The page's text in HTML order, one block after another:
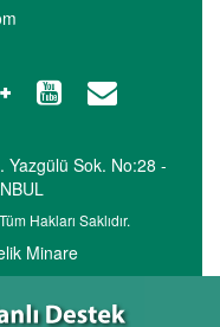
Yazgülü Sok. No:28 -
Tüm Hakları Saklıdır.
Minare